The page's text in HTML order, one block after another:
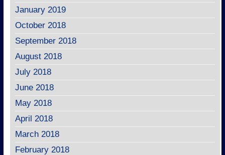
January 2019
October 2018
September 2018
August 2018
July 2018
June 2018
May 2018
April 2018
March 2018
February 2018